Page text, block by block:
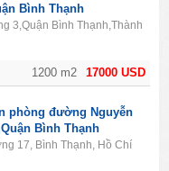
17000 USD
1200 m2
Bình Thạnh
3,Quận Bình Thạnh,Thành
phòng đường Nguyễn
Bình Thạnh
17, Bình Thạnh, Hồ Chí